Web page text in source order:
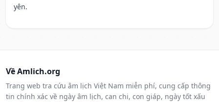
yên.
Về Amlich.org
Trang web tra cứu âm lịch Việt Nam miễn phí, cung cấp thông
tin chính xác về ngày âm lịch, can chi, con giáp, ngày tốt xấu